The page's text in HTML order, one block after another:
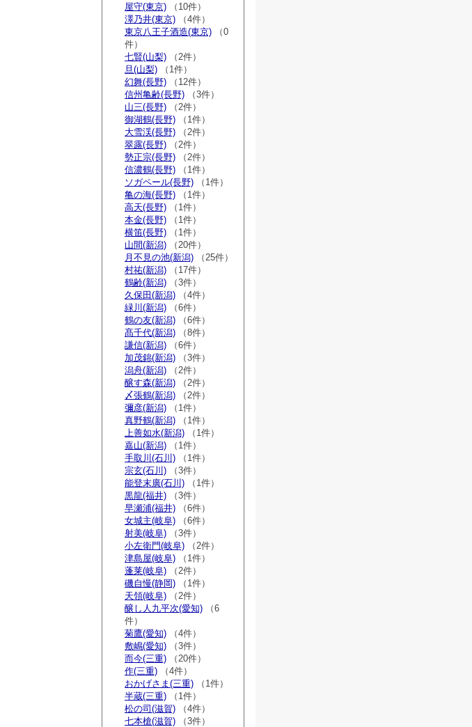
屋守(東京) （10件）
澤乃井(東京) （4件）
東京八王子酒造(東京) （0
件）
七賢(山梨) （2件）
旦(山梨) （1件）
幻舞(長野) （12件）
信州亀齢(長野) （3件）
山三(長野) （2件）
御湖鶴(長野) （1件）
大雪渓(長野) （2件）
翠露(長野) （2件）
勢正宗(長野) （2件）
信濃鶴(長野) （1件）
ソガペール(長野) （1件）
亀の海(長野) （1件）
高天(長野) （1件）
本金(長野) （1件）
横笛(長野) （1件）
山間(新潟) （20件）
月不見の池(新潟) （25件）
村祐(新潟) （17件）
鶴齢(新潟) （3件）
久保田(新潟) （4件）
緑川(新潟) （6件）
鶴の友(新潟) （6件）
髙千代(新潟) （8件）
謙信(新潟) （6件）
加茂錦(新潟) （3件）
潟舟(新潟) （2件）
醸す森(新潟) （2件）
〆張鶴(新潟) （2件）
彌彦(新潟) （1件）
真野鶴(新潟) （1件）
上善如水(新潟) （1件）
嘉山(新潟) （1件）
手取川(石川) （1件）
宗玄(石川) （3件）
能登末廣(石川) （1件）
黒龍(福井) （3件）
早瀬浦(福井) （6件）
女城主(岐阜) （6件）
射美(岐阜) （3件）
小左衛門(岐阜) （2件）
津島屋(岐阜) （1件）
蓬莱(岐阜) （2件）
磯自慢(静岡) （1件）
天領(岐阜) （2件）
醸し人九平次(愛知) （6
件）
菊鷹(愛知) （4件）
敷嶋(愛知) （3件）
而今(三重) （20件）
作(三重) （4件）
おかげさま(三重) （1件）
半蔵(三重) （1件）
松の司(滋賀) （4件）
七本槍(滋賀) （3件）